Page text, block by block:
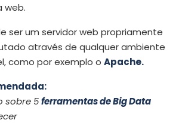
web.
ser um servidor web propriamente
através de qualquer ambiente
como por exemplo o Apache.
sobre 5ferramentas de Big Data